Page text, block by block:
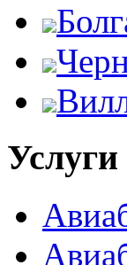
Услуги